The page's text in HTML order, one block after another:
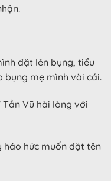
đặt lên bụng, tiểu
bụng mẹ mình vài cái.
Vũ hài lòng với
háo hức muốn đặt tên